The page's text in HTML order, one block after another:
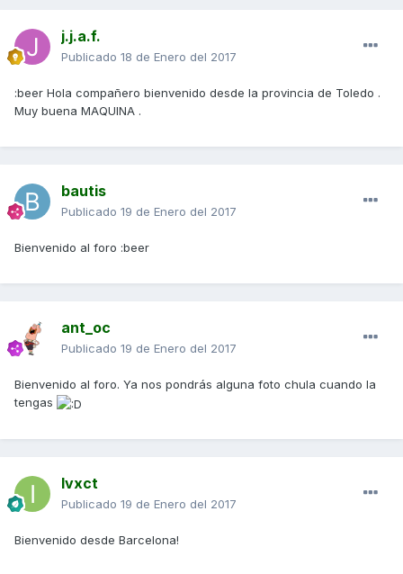
j.j.a.f.
Publicado 18 de Enero del 2017
:beer Hola compañero bienvenido desde la provincia de Toledo .
Muy buena MAQUINA .
bautis
Publicado 19 de Enero del 2017
Bienvenido al foro :beer
ant_oc
Publicado 19 de Enero del 2017
Bienvenido al foro. Ya nos pondrás alguna foto chula cuando la
tengas
Ivxct
Publicado 19 de Enero del 2017
Bienvenido desde Barcelona!